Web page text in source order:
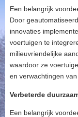
Een belangrijk
Door
innovaties
voertuigen te
milieuvriendelijke
waardoor ze
en verwachtingen van
Verbeterde
Een belangrijk